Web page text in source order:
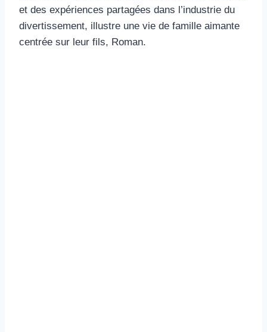
et des expériences partagées dans l’industrie du
divertissement, illustre une vie de famille aimante
centrée sur leur fils, Roman.